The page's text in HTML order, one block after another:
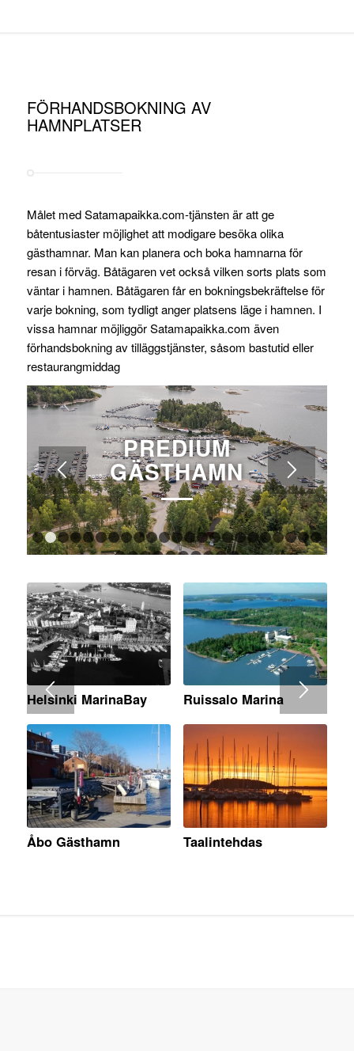
FÖRHANDSBOKNING AV
HAMNPLATSER
Målet med Satamapaikka.com-tjänsten är att ge
båtentusiaster möjlighet att modigare besöka olika
gästhamnar. Man kan planera och boka hamnarna för
resan i förväg. Båtägaren vet också vilken sorts plats som
väntar i hamnen. Båtägaren får en bokningsbekräftelse för
varje bokning, som tydligt anger platsens läge i hamnen. I
vissa hamnar möjliggör Satamapaikka.com även
förhandsbokning av tilläggstjänster, såsom bastutid eller
restaurangmiddag
PREDIUM
GÄSTHAMN
1 2 3 4 5 6 7 8 9 1011121314151617
Helsinki MarinaBay Ruissalo Marina
Åbo Gästhamn Taalintehdas